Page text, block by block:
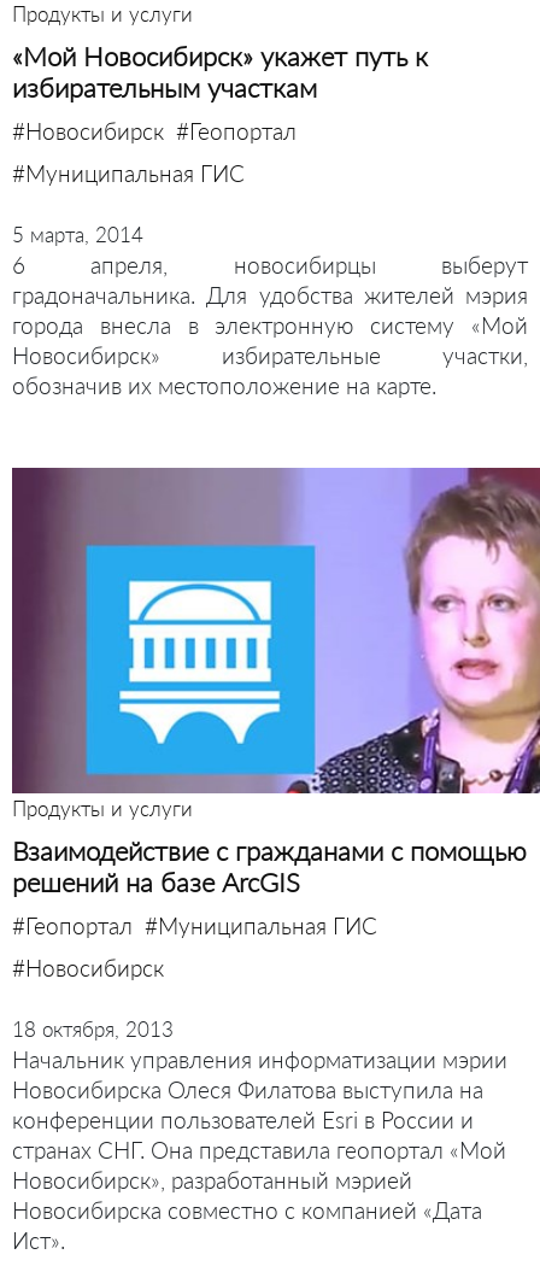
Продукты и услуги
«Мой Новосибирск» укажет путь к
избирательным участкам
#Новосибирск #Геопортал
#Муниципальная ГИС
5 марта, 2014
6 апреля, новосибирцы выберут
градоначальника. Для удобства жителей мэрия
города внесла в электронную систему «Мой
Новосибирск» избирательные участки,
обозначив их местоположение на карте.
Продукты и услуги
Взаимодействие с гражданами с помощью
решений на базе ArcGIS
#Геопортал #Муниципальная ГИС
#Новосибирск
18 октября, 2013
Начальник управления информатизации мэрии
Новосибирска Олеся Филатова выступила на
конференции пользователей Esri в России и
странах СНГ. Она представила геопортал «Мой
Новосибирск», разработанный мэрией
Новосибирска совместно с компанией «Дата
Ист».